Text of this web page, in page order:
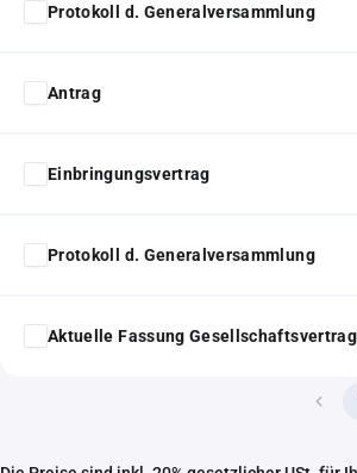
Protokoll d. Generalversammlung
Antrag
Einbringungsvertrag
Protokoll d. Generalversammlung
Aktuelle Fassung Gesellschaftsvertrag